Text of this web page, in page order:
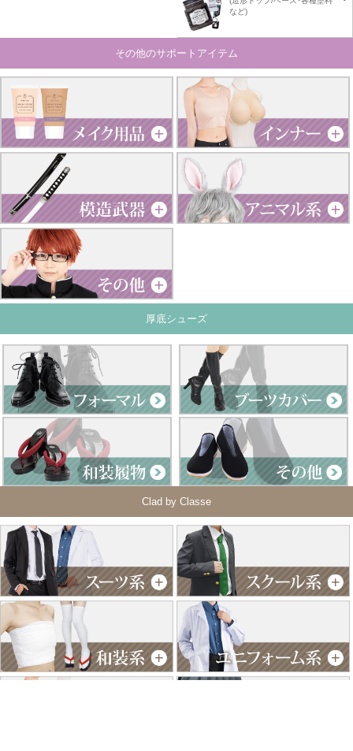
など)
その他のサポートアイテム
厚底シューズ
Clad by Classe